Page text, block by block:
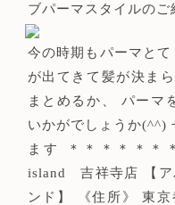
ブパーマスタイルのご
今の時期もパーマと
が出てきて髪が決ま
まとめるか、 パーマ
いかがでしょうか(^^)
ます ＊＊＊＊＊＊
island 吉祥寺店 【ア
ンド】 《住所》 東